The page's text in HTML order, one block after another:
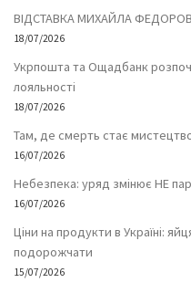
ВІДСТАВКА МИХАЙЛА
18/07/2026
Укрпошта та Ощадбанк
лояльності
18/07/2026
Там, де смерть стає
16/07/2026
Небезпека: уряд змінює НЕ
16/07/2026
Ціни на продукти в Україні:
подорожчати
15/07/2026